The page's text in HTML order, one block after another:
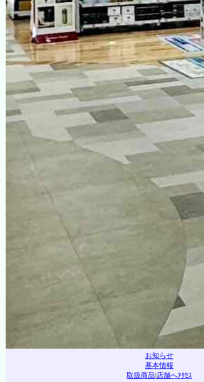
お知らせ
基本情報
取扱商品|店舗へｱｸｾｽ